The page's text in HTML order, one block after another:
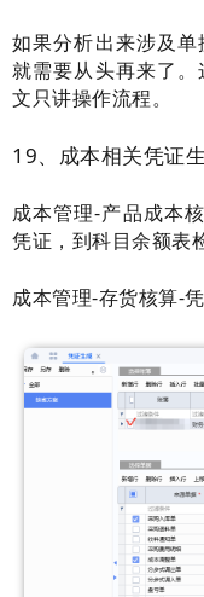
如果分析出来涉及
就需要从头再来了
文只讲操作流程。
19、 成本相关凭证
成本管理-产品成本
凭证，到科目余额表
成本管理-存货核算-